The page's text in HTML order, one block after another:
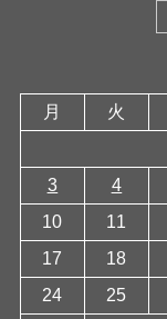
月
火
3
4
10
11
17
18
24
25